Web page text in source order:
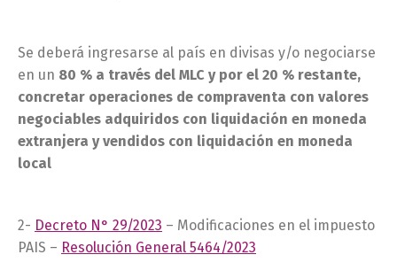
Se deberá ingresarse al país en divisas y/o negociarse
en un 80 % a través del MLC y por el 20 % restante,
concretar operaciones de compraventa con valores
negociables adquiridos con liquidación en moneda
extranjera y vendidos con liquidación en moneda
local
2- Decreto N° 29/2023 – Modificaciones en el impuesto
PAIS – Resolución General 5464/2023